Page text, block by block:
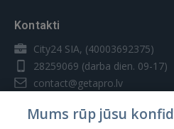
Kontakti
City24 SIA, (40003692375)
28259069 (darba dien. 09-17)
contact@getapro.lv
Mums rūp jūsu